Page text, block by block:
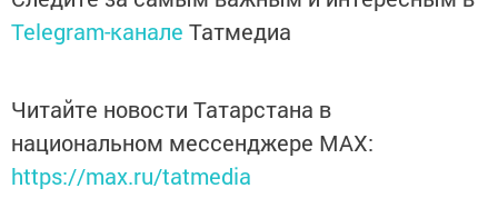
Telegram-канале Татмедиа
Читайте новости Татарстана в
национальном мессенджере MАХ:
https://max.ru/tatmedia